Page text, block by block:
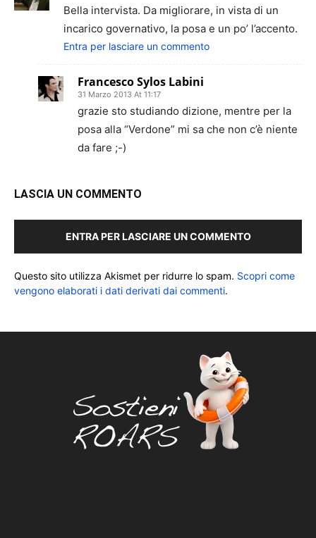
Bella intervista. Da migliorare, in vista di un
incarico governativo, la posa e un po’ l’accento.
Entra per lasciare un commento
Francesco Sylos Labini
31 Marzo 2013 At 11:17
grazie sto studiando dizione, mentre per la
posa alla “Verdone” mi sa che non c’è niente
da fare ;-)
LASCIA UN COMMENTO
ENTRA PER LASCIARE UN COMMENTO
Questo sito utilizza Akismet per ridurre lo spam. Scopri come
vengono elaborati i dati derivati dai commenti.